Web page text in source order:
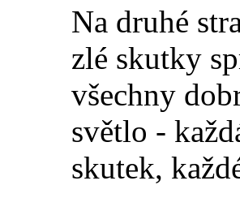
Na druhé
zlé skutky
všechny
světlo -
skutek,